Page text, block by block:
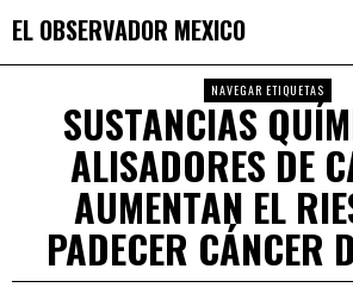
EL OBSERVADOR MEXICO
NAVEGAR ETIQUETAS
SUSTANCIAS
ALISADORES DE
AUMENTAN EL
PADECER CÁNCER